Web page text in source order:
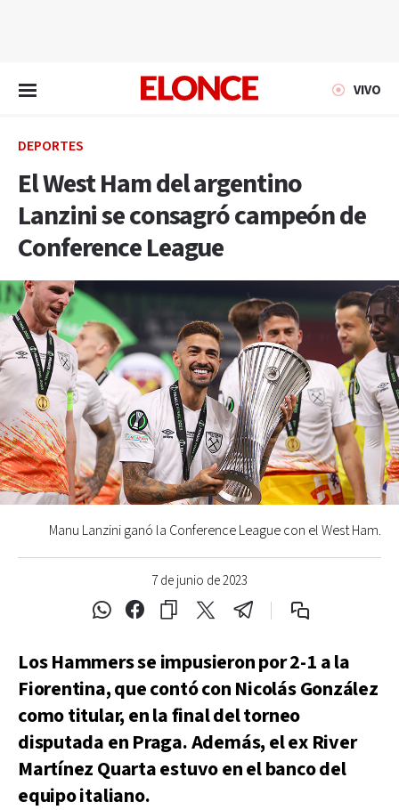
VIVO
DEPORTES
El West Ham del argentino
Lanzini se consagró campeón de
Conference League
7 de junio de 2023
Manu Lanzini ganó la Conference League con el West Ham.
Los Hammers se impusieron por 2-1 a la
Fiorentina, que contó con Nicolás González
como titular, en la final del torneo
disputada en Praga. Además, el ex River
Martínez Quarta estuvo en el banco del
equipo italiano.